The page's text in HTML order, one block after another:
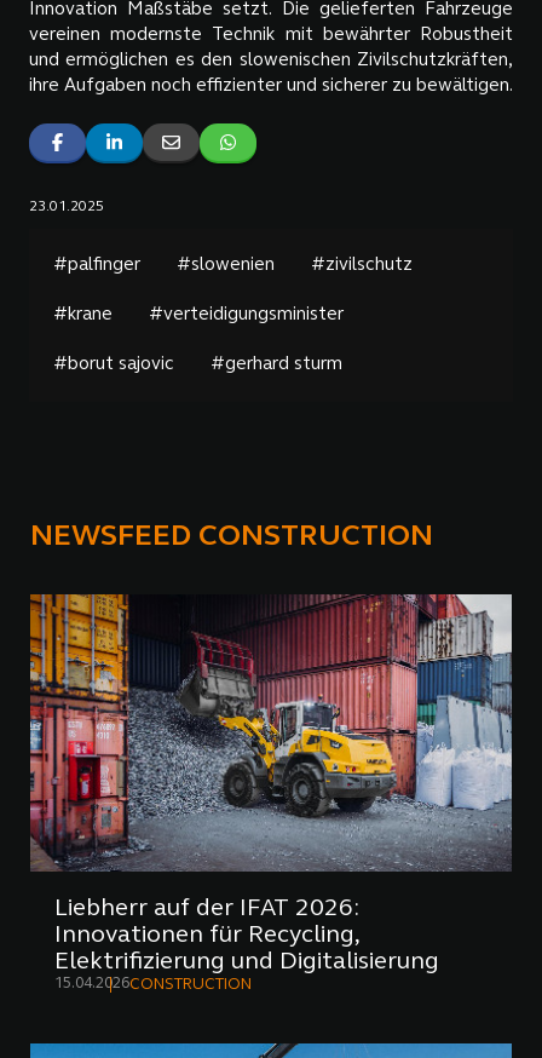
Innovation Maßstäbe setzt. Die gelieferten Fahrzeuge
vereinen modernste Technik mit bewährter Robustheit
und ermöglichen es den slowenischen Zivilschutzkräften,
ihre Aufgaben noch effizienter und sicherer zu bewältigen.
23.01.2025
#palfinger #slowenien #zivilschutz
#krane #verteidigungsminister
#borut sajovic #gerhard sturm
NEWSFEED CONSTRUCTION
Liebherr auf der IFAT 2026:
Innovationen für Recycling,
Elektrifizierung und Digitalisierung
15.04.2026CONSTRUCTION